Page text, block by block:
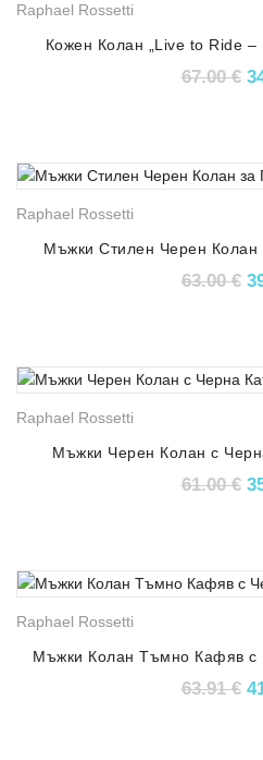
Raphael Rossetti
Кожен Колан „Live to Ride
67.00€
Raphael Rossetti
Мъжки Стилен Черен Колан
63.00€
Raphael Rossetti
Мъжки Черен Колан с
61.00€
Raphael Rossetti
Мъжки Колан Тъмно Кафяв с
63.91€